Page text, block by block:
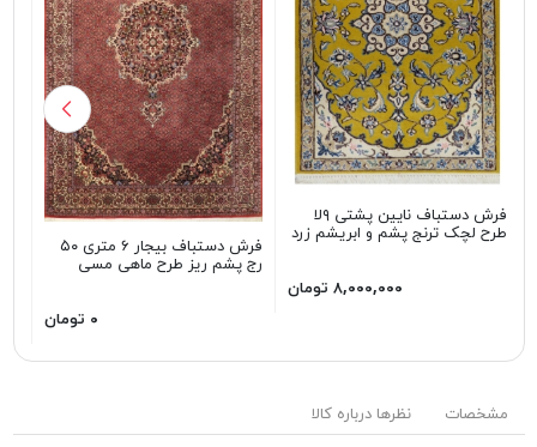
فرش دستباف نایین پشتی ۹لا
طرح لچک ترنج پشم و ابریشم زرد
۸,۰۰۰,۰۰۰ تومان
فرش دستباف بیجار ۶ متری ۵۰
رج پشم ریز طرح ماهی مسی
۰ تومان
مشخصات نظرها درباره کالا